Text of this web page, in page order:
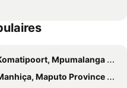
Mpumalanga Hôtels
Maputo Province Hôtels